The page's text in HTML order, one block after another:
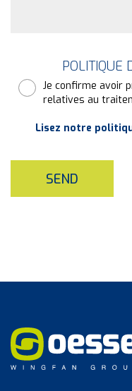
POLITIQUE
Je confirme avoir
relatives au
Lisez notre
SEND